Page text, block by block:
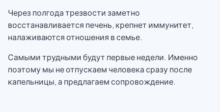
Через полгода трезвости заметно
восстанавливается печень, крепнет иммунитет,
налаживаются отношения в семье.
Самыми трудными будут первые недели. Именно
поэтому мы не отпускаем человека сразу после
капельницы, а предлагаем сопровождение.